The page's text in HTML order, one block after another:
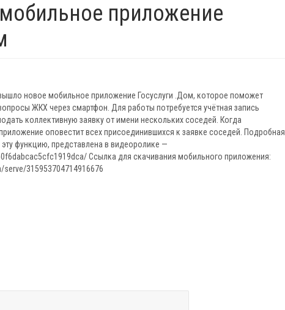
приложение
новое мобильное приложение Госуслуги .Дом, которое поможет
ЖКХ через смартфон. Для работы потребуется учётная запись
коллективную заявку от имени нескольких соседей. Когда
оповестит всех присоединившихся к заявке соседей. Подробная
функцию, представлена в видеоролике —
Ссылка для скачивания мобильного приложения:
315953704714916676